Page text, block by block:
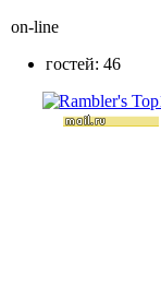
on-line
гостей: 46